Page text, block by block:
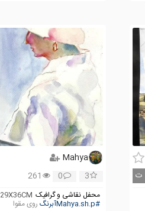
ت
Mahya
3
0
261
محفل نقاشی و گرافیک 29X36CM
#Mahya.sh.pآبرنگ روی مقوا